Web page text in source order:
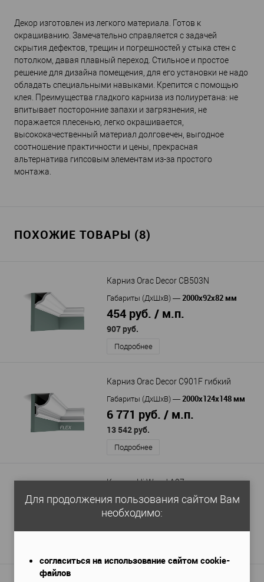
Декор изготовлен из легкого материала. Готов к
окрашиванию. Замечательно справляется с задачей
скрытия дефектов, трещин и погрешностей у стыка стен с
потолком, давая плавный переход. Стильное и простое
решение для дизайна помещения, для его установки не надо
обладать специальными навыками. Крепится с помощью
клея. Преимущества гладкого карниза из полиуретана: не
впитывает посторонние запахи и загрязнения, не
поражается плесенью, легко окрашивается,
высококачественный материал долговечен, выгодное
соотношение практичности и цены, прекрасная
альтернатива гипсовым элементам из-за простого
монтажа.
ПОХОЖИЕ ТОВАРЫ (8)
Карниз Orac Decor CB503N
Габариты (ДхШхВ) — 2000x92x82 мм
454 руб. / м.п.
907 руб.
Подробнее
Карниз Orac Decor C901F гибкий
Габариты (ДхШхВ) — 2000x124x148 мм
6 771 руб. / м.п.
13 542 руб.
Подробнее
Карниз Hi Wood A97
Габариты (ДхШхВ)—2000x70x70 мм
600 руб. / м.п.
1 200 руб.
Для продолжения пользования сайтом Вам
необходимо:
согласиться на использование сайтом cookie-
файлов